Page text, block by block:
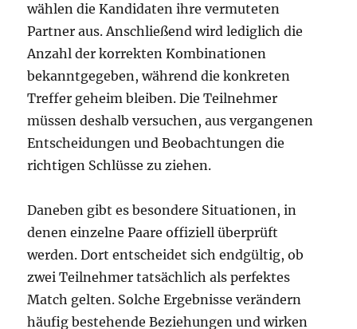
wählen die Kandidaten ihre vermuteten
Partner aus. Anschließend wird lediglich die
Anzahl der korrekten Kombinationen
bekanntgegeben, während die konkreten
Treffer geheim bleiben. Die Teilnehmer
müssen deshalb versuchen, aus vergangenen
Entscheidungen und Beobachtungen die
richtigen Schlüsse zu ziehen.
Daneben gibt es besondere Situationen, in
denen einzelne Paare offiziell überprüft
werden. Dort entscheidet sich endgültig, ob
zwei Teilnehmer tatsächlich als perfektes
Match gelten. Solche Ergebnisse verändern
häufig bestehende Beziehungen und wirken